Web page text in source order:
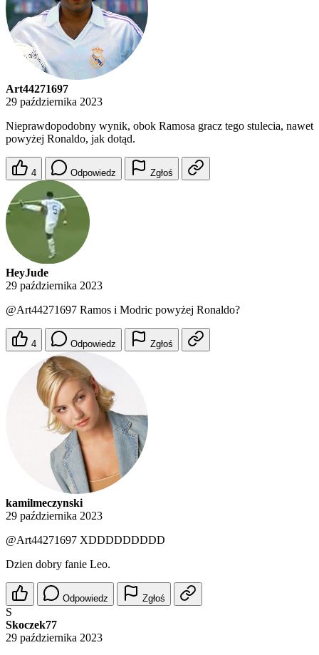
Art44271697
29 października 2023
Nieprawdopodobny wynik, obok Ramosa gracz tego stulecia, nawet
powyżej Ronaldo, jak dotąd.
4 Odpowiedz Zgłoś
HeyJude
29 października 2023
@Art44271697 Ramos i Modric powyżej Ronaldo?
4 Odpowiedz Zgłoś
kamilmeczynski
29 października 2023
@Art44271697 XDDDDDDDDD
Dzien dobry fanie Leo.
Odpowiedz Zgłoś
S
Skoczek77
29 października 2023